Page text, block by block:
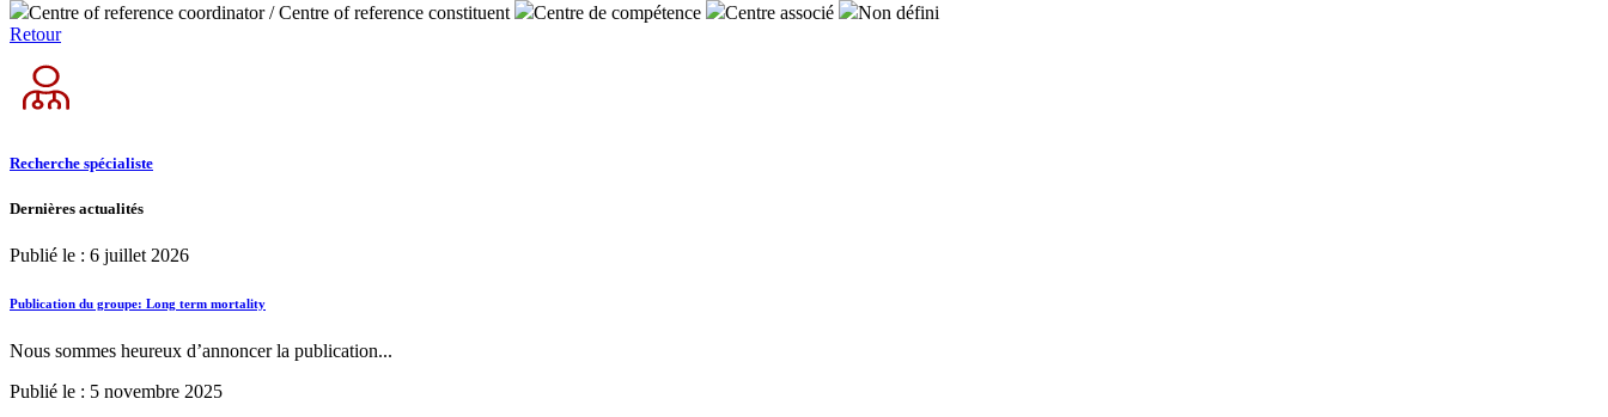
Centre of reference coordinator / Centre of reference constituent Centre de compétence Centre associé
Non défini
Retour
Recherche spécialiste
Dernières actualités
Publié le : 6 juillet 2026
Publication du groupe: Long term mortality
Nous sommes heureux d’annoncer la publication...
Publié le : 5 novembre 2025